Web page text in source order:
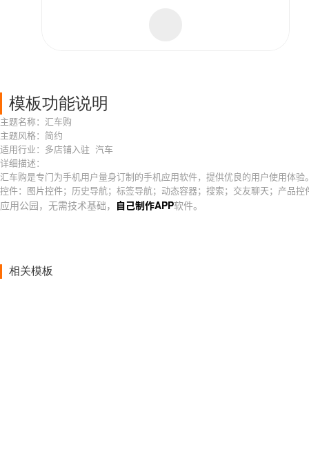
模板功能说明
主题名称：汇车购
主题风格：简约
适用行业：多店铺入驻 汽车
详细描述：
汇车购是专门为手机用户量身订制的手机应用软件，提供优良的用户使用体
控件：图片控件；历史导航；标签导航；动态容器；搜索；交友聊天；产品
应用公园，无需技术基础， 自己制作APP软件。
相关模板